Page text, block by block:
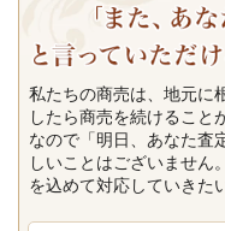
私たちの商売は、地元に
したら商売を続けること
なので「明日、あなた査
しいことはございません
を込めて対応していきた